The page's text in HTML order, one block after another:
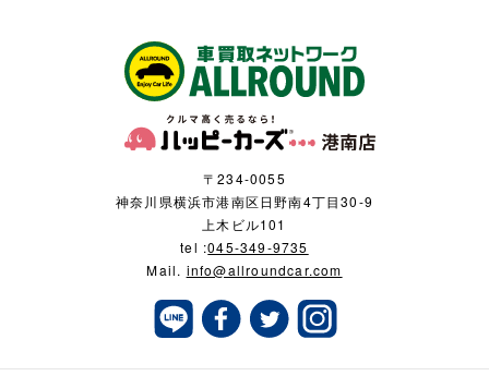
〒234-0055
神奈川県横浜市港南区日野南4丁目30-9
上木ビル101
tel :045-349-9735
Mail. info@allroundcar.com